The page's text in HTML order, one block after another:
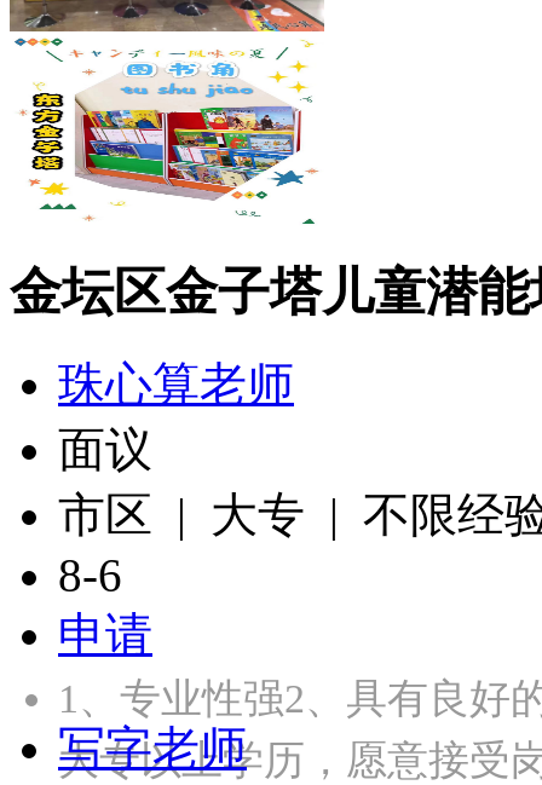
金坛区金子塔儿童潜
珠心算老师
面议
市区 | 大专 | 不限经
8-6
申请
1、专业性强2、具有良好
大专以上学历，愿意接
写字老师